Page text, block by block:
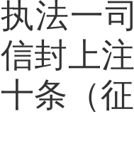
执法一
信封上
十条（